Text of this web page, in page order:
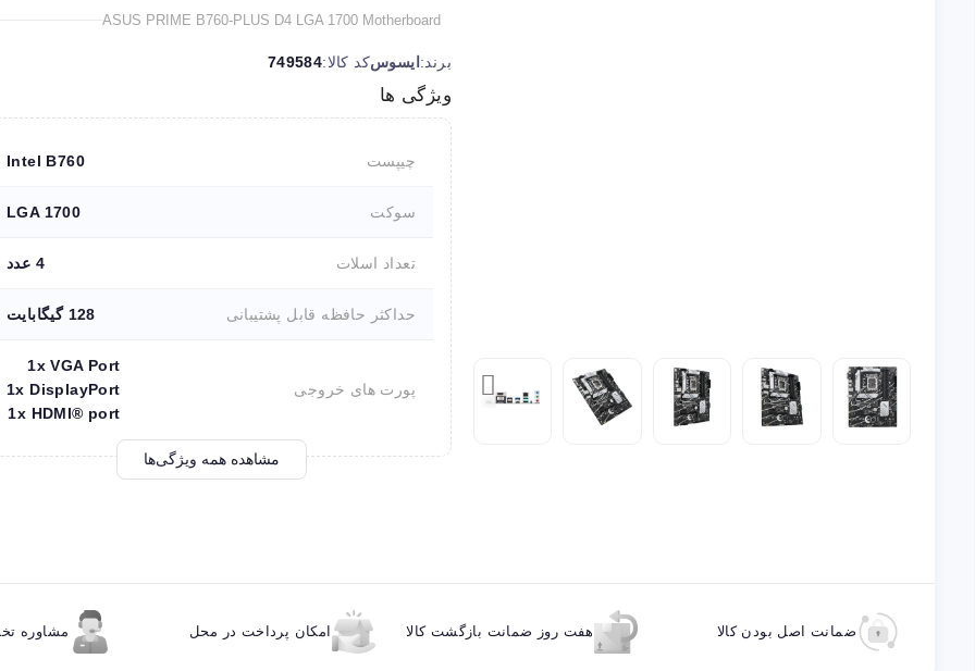
ASUS PRIME B760-PLUS D4 LGA 1700 Motherboard
برند: ایسوسکد کالا:749584
ویژگی ها
چیپست Intel B760
سوکت LGA 1700
تعداد اسلات 4 عدد
حداکثر حافظه قابل پشتیبانی 128 گیگابایت
پورت های خروجی
1x VGA Port
1x DisplayPort
1x HDMI® port
مشاهده همه ویژگی‌ها
ضمانت اصل بودن کالا هفت روز ضمانت بازگشت کالا امکان پرداخت در محل مشاوره